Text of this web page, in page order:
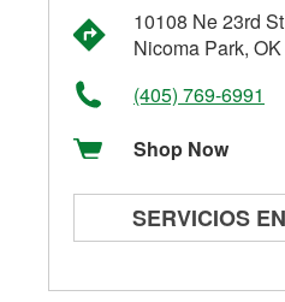
10108 Ne 23rd St
Nicoma Park,
(405) 769-6991
Shop Now
SERVICIOS